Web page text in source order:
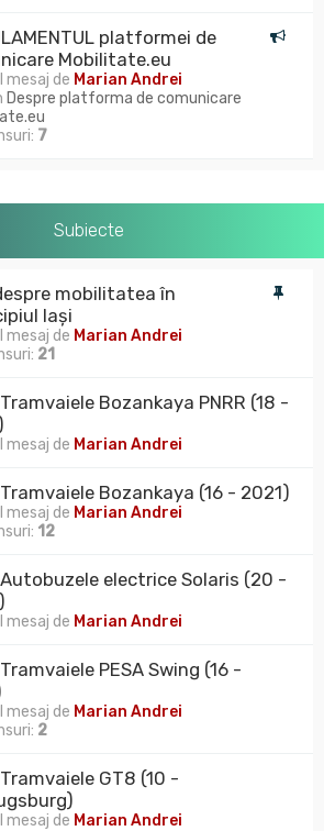
platformei de
Mobilitate.eu
mesaj de Marian Andrei
Despre platforma de comunicare
7
Subiecte
mobilitatea în
Iași
mesaj de Marian Andrei
21
Bozankaya PNRR (18 -
mesaj de Marian Andrei
Bozankaya (16 - 2021)
mesaj de Marian Andrei
12
electrice Solaris (20 -
mesaj de Marian Andrei
PESA Swing (16 -
mesaj de Marian Andrei
2
GT8 (10 -
mesaj de Marian Andrei